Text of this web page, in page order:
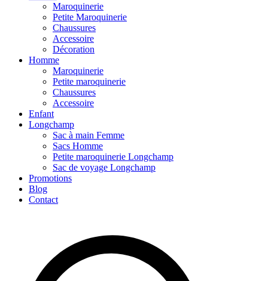
Maroquinerie
Petite Maroquinerie
Chaussures
Accessoire
Décoration
Homme
Maroquinerie
Petite maroquinerie
Chaussures
Accessoire
Enfant
Longchamp
Sac à main Femme
Sacs Homme
Petite maroquinerie Longchamp
Sac de voyage Longchamp
Promotions
Blog
Contact